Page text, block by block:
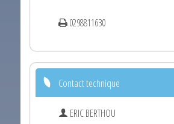
0298811630
Contact technique
ERIC BERTHOU